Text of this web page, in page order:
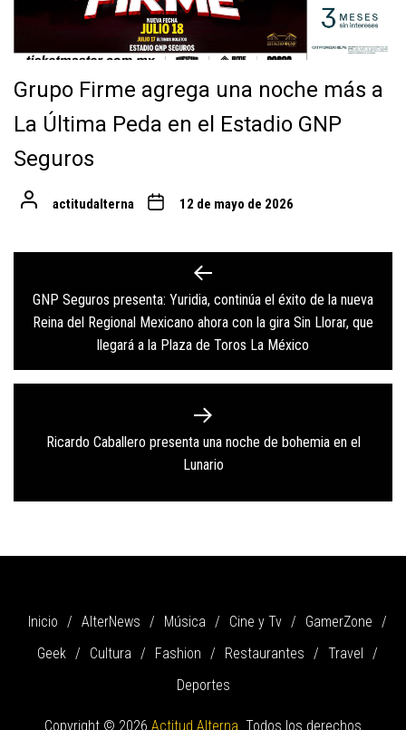
Grupo Firme agrega una noche más a
La Última Peda en el Estadio GNP
Seguros
actitudalterna 12 de mayo de 2026
de
entradas
Previous
post:
GNP Seguros presenta: Yuridia, continúa el éxito de la nueva
Reina del Regional Mexicano ahora con la gira Sin Llorar, que
llegará a la Plaza de Toros La México
Next
post:
Ricardo Caballero presenta una noche de bohemia en el
Lunario
Inicio AlterNews Música Cine y Tv
GamerZone
Geek
Cultura Fashion Restaurantes
Travel
Deportes
Copyright © 2026 Actitud Alterna. Todos los derechos